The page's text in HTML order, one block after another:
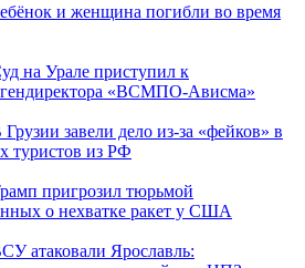
и женщина погибли во время
на Урале приступил к
гендиректора «ВСМПО-Ависма»
Грузии завели дело из-за «фейков» в
туристов из РФ
пригрозил тюрьмой
о нехватке ракет у США
атаковали Ярославль: